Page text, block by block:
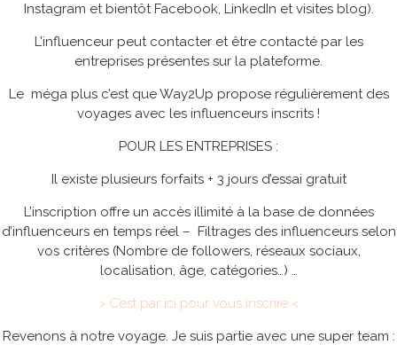
Instagram et bientôt Facebook, LinkedIn et visites blog).
L’influenceur peut contacter et être contacté par les
entreprises présentes sur la plateforme.
Le méga plus c’est que Way2Up propose régulièrement des
voyages avec les influenceurs inscrits !
POUR LES ENTREPRISES :
Il existe plusieurs forfaits + 3 jours d’essai gratuit
L’inscription offre un accès illimité à la base de données
d’influenceurs en temps réel – Filtrages des influenceurs selon
vos critères (Nombre de followers, réseaux sociaux,
localisation, âge, catégories…) …
> C’est par ici pour vous inscrire <
Revenons à notre voyage. Je suis partie avec une super team :